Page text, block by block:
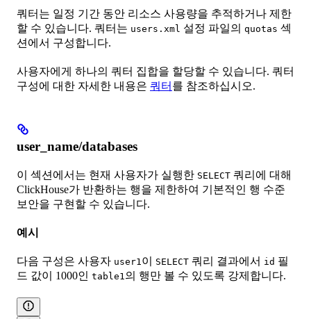
쿼터는 일정 기간 동안 리소스 사용량을 추적하거나 제한
할 수 있습니다. 쿼터는 users.xml 설정 파일의 quotas 섹
션에서 구성합니다.
사용자에게 하나의 쿼터 집합을 할당할 수 있습니다. 쿼터
구성에 대한 자세한 내용은 쿼터 를 참조하십시오.
user_name/databases
이 섹션에서는 현재 사용자가 실행한 SELECT 쿼리에 대해
ClickHouse가 반환하는 행을 제한하여 기본적인 행 수준
보안을 구현할 수 있습니다.
예시
다음 구성은 사용자 user1이 SELECT 쿼리 결과에서 id 필
드 값이 1000인 table1의 행만 볼 수 있도록 강제합니다.